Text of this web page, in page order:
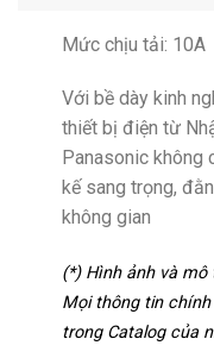
Mức chịu tải: 10A
Với bề dày kinh
thiết bị điện từ
Panasonic không
kế sang trọng,
không gian
(*) Hình ảnh và
Mọi thông tin
trong Catalog của